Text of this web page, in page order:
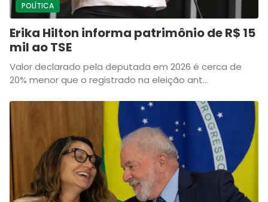
POLÍTICA
Erika Hilton informa patrimônio de R$ 15
mil ao TSE
Valor declarado pela deputada em 2026 é cerca de
20% menor que o registrado na eleição ant...